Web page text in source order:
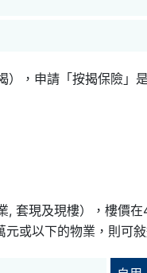
），申請「按揭保險」
, 套現及現樓），樓價
或以下的物業，則可